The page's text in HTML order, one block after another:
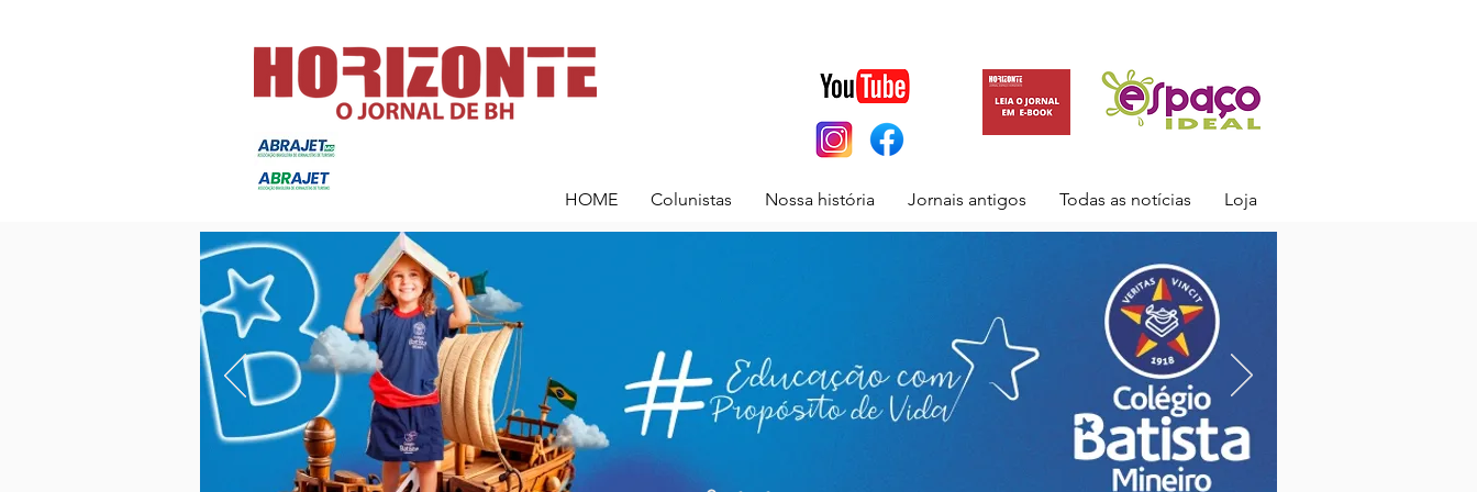
HOME Colunistas Nossa história Jornais antigos Todas as notícias Loja